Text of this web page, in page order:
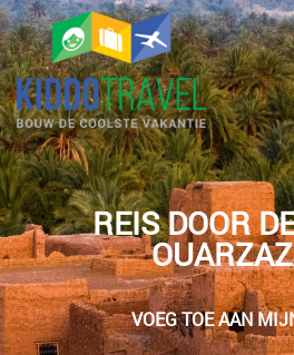
REIS DOOR
VOEG TOE AAN